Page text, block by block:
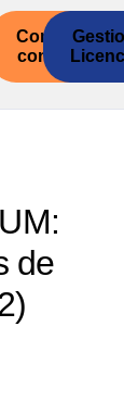
Contacto
con EQA
de